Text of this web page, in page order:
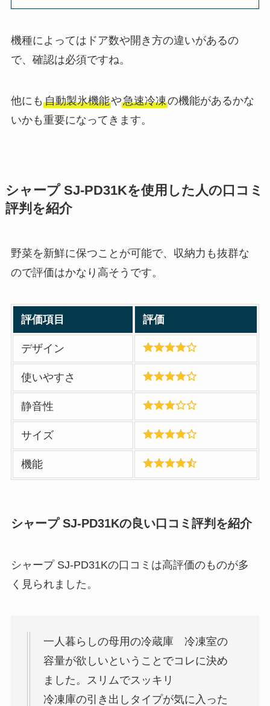
機種によってはドア数や開き方の違いがあるの
で、確認は必須ですね。
他にも 自動製氷機能や急速冷凍の機能があるかな
いかも重要になってきます。
シャープ SJ-PD31Kを使用した人の口コミ
評判を紹介
野菜を新鮮に保つことが可能で、収納力も抜群な
ので評価はかなり高そうです。
評価項目 評価
デザイン
使いやすさ
静音性
サイズ
機能
シャープ SJ-PD31Kの良い口コミ評判を紹介
シャープ SJ-PD31Kの口コミは高評価のものが多
く見られました。
一人暮らしの母用の冷蔵庫 冷凍室の
容量が欲しいということでコレに決め
ました。スリムでスッキリ
冷凍庫の引き出しタイプが気に入った